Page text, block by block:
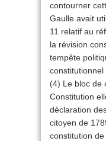
contourner
Gaulle avait
11 relatif au
la révision
tempête
constitutionnel
(4) Le bloc de
Constitution
déclaration
citoyen de
constitution